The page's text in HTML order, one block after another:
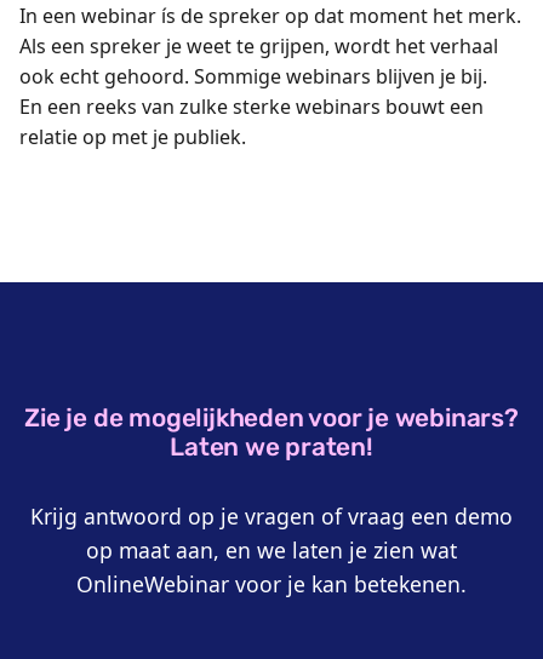
In een webinar ís de spreker op dat moment het merk.
Als een spreker je weet te grijpen, wordt het verhaal
ook echt gehoord. Sommige webinars blijven je bij.
En een reeks van zulke sterke webinars bouwt een
relatie op met je publiek.
Zie je de mogelijkheden voor je webinars?
Laten we praten!
Krijg antwoord op je vragen of vraag een demo
op maat aan, en we laten je zien wat
OnlineWebinar voor je kan betekenen.